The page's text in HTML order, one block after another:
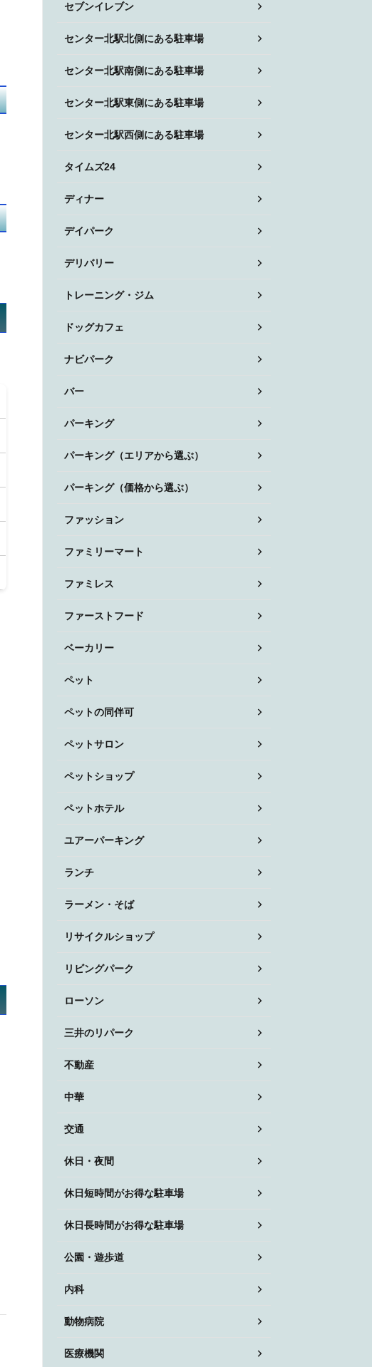
セブンイレブン
センター北駅北側にある駐車場
センター北駅南側にある駐車場
センター北駅東側にある駐車場
センター北駅西側にある駐車場
タイムズ24
ディナー
デイパーク
デリバリー
トレーニング・ジム
ドッグカフェ
ナビパーク
バー
パーキング
パーキング（エリアから選ぶ）
パーキング（価格から選ぶ）
ファッション
ファミリーマート
ファミレス
ファーストフード
ベーカリー
ペット
ペットの同伴可
ペットサロン
ペットショップ
ペットホテル
ユアーパーキング
ランチ
ラーメン・そば
リサイクルショップ
リビングパーク
ローソン
三井のリパーク
不動産
中華
交通
休日・夜間
休日短時間がお得な駐車場
休日長時間がお得な駐車場
公園・遊歩道
内科
動物病院
医療機関